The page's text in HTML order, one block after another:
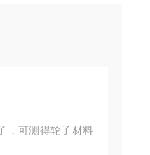
，可测得轮子材料